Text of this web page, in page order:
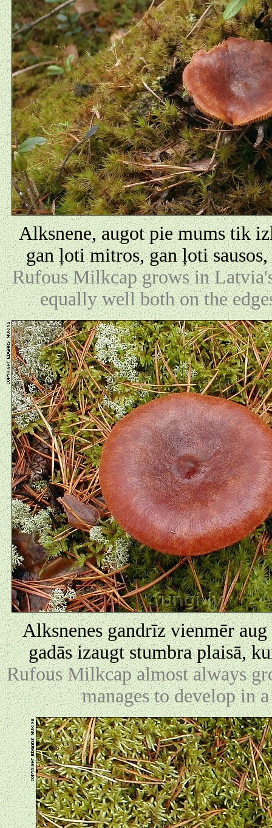
Alksnene, augot pie mums tik
gan ļoti mitros, gan ļoti
Rufous Milkcap grows in
equally well both on the
Alksnenes gandrīz vienmēr aug
gadās izaugt stumbra plaisā,
Rufous Milkcap almost always
manages to develop in